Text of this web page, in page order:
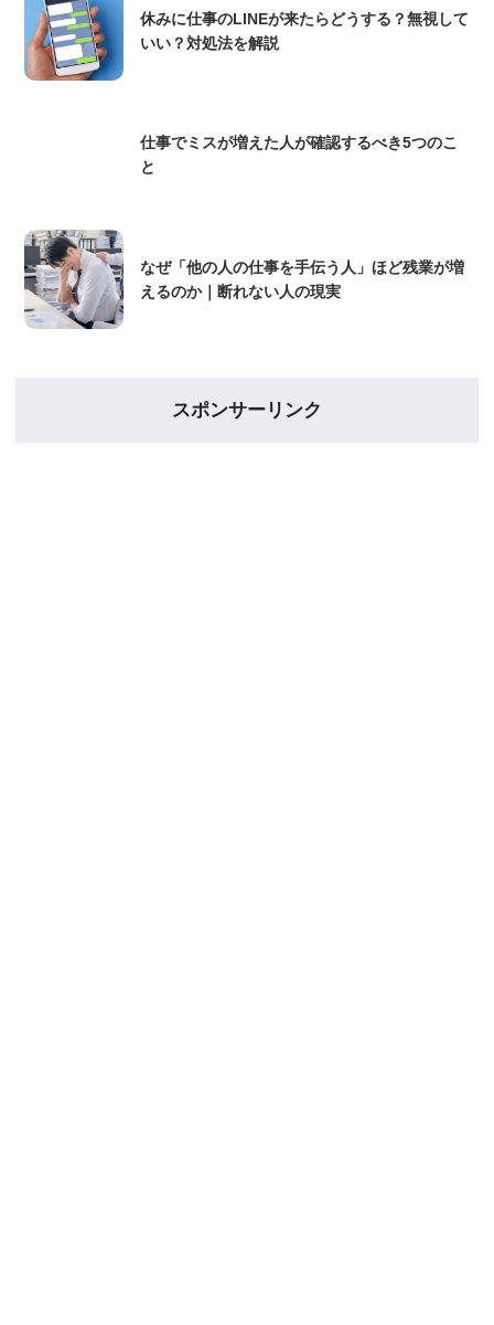
休みに仕事のLINEが来たらどうする？無視して
いい？対処法を解説
仕事でミスが増えた人が確認するべき5つのこ
と
なぜ「他の人の仕事を手伝う人」ほど残業が増
えるのか｜断れない人の現実
スポンサーリンク